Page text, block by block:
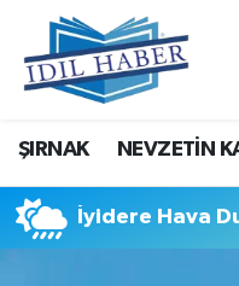
ŞIRNAK NEVZETİN
İyidere Hava
Nöbetçi Eczaneler
Hava Durumu
Trafik Durumu